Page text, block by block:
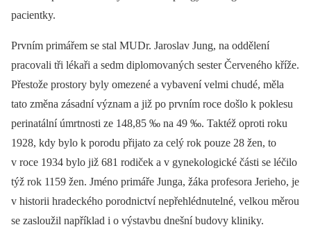
pacientky.
Prvním primářem se stal MUDr. Jaroslav Jung, na oddělení
pracovali tři lékaři a sedm diplomovaných sester Červeného kříže.
Přestože prostory byly omezené a vybavení velmi chudé, měla
tato změna zásadní význam a již po prvním roce došlo k poklesu
perinatální úmrtnosti ze 148,85 ‰ na 49 ‰. Taktéž oproti roku
1928, kdy bylo k porodu přijato za celý rok pouze 28 žen, to
v roce 1934 bylo již 681 rodiček a v gynekologické části se léčilo
týž rok 1159 žen. Jméno primáře Junga, žáka profesora Jerieho, je
v historii hradeckého porodnictví nepřehlédnutelné, velkou měrou
se zasloužil například i o výstavbu dnešní budovy kliniky.